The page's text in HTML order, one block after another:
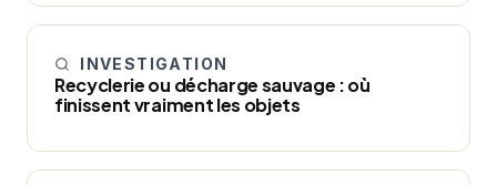
INVESTIGATION
Recyclerie ou décharge sauvage : où
finissent vraiment les objets